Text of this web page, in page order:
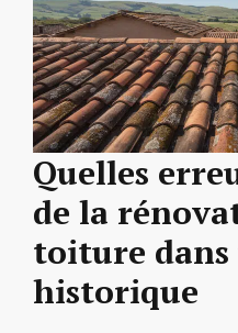
Quelles
de la
toiture
historique